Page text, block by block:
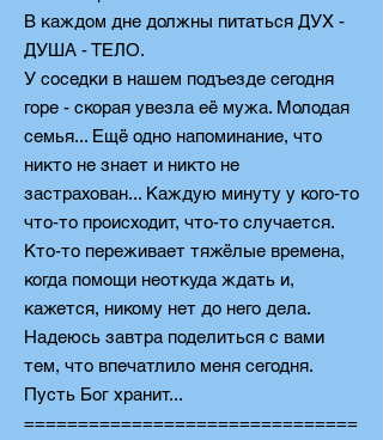
В каждом дне должны питаться ДУХ -
ДУША - ТЕЛО.
У соседки в нашем подъезде сегодня
горе - скорая увезла её мужа. Молодая
семья... Ещё одно напоминание, что
никто не знает и никто не
застрахован... Каждую минуту у кого-то
что-то происходит, что-то случается.
Кто-то переживает тяжёлые времена,
когда помощи неоткуда ждать и,
кажется, никому нет до него дела.
Надеюсь завтра поделиться с вами
тем, что впечатлило меня сегодня.
Пусть Бог хранит...
===============================